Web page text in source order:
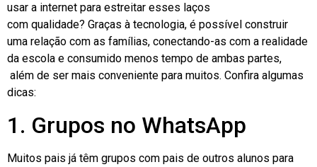
usar a internet para estreitar esses laços
com qualidade? Graças à tecnologia, é possível construir
uma relação com as famílias, conectando-as com a realidade
da escola e consumido menos tempo de ambas partes,
além de ser mais conveniente para muitos. Confira algumas
dicas:
1. Grupos no WhatsApp
Muitos pais já têm grupos com pais de outros alunos para